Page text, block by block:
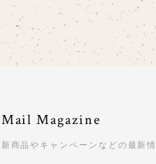
Mail Magazine
新商品やキャンペーンなどの最新